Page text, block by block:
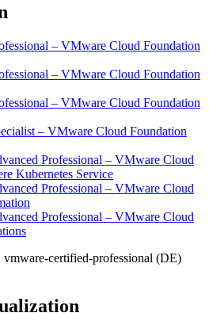
– VMware Cloud Foundation
– VMware Cloud Foundation
– VMware Cloud Foundation
– VMware Cloud Foundation
Professional – VMware Cloud
Kubernetes Service
Professional – VMware Cloud
Professional – VMware Cloud
certified-professional (DE)